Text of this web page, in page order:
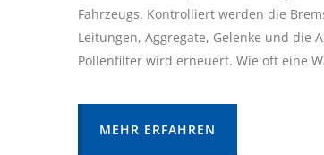
Fahrzeugs. Kontrolliert werden die
Leitungen, Aggregate, Gelenke und
Pollenfilter wird erneuert. Wie oft eine
MEHR ERFAHREN